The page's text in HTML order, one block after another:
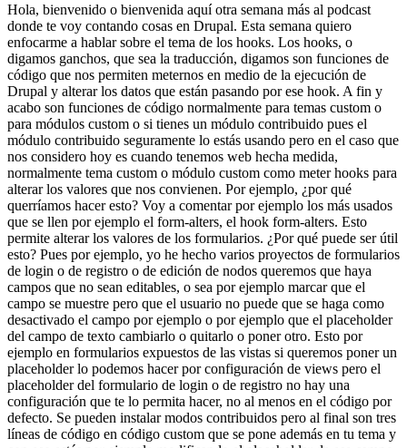
Hola, bienvenido o bienvenida aquí otra semana más al podcast
donde te voy contando cosas en Drupal. Esta semana quiero
enfocarme a hablar sobre el tema de los hooks. Los hooks, o
digamos ganchos, que sea la traducción, digamos son funciones de
código que nos permiten meternos en medio de la ejecución de
Drupal y alterar los datos que están pasando por ese hook. A fin y
acabo son funciones de código normalmente para temas custom o
para módulos custom o si tienes un módulo contribuido pues el
módulo contribuido seguramente lo estás usando pero en el caso que
nos considero hoy es cuando tenemos web hecha medida,
normalmente tema custom o módulo custom como meter hooks para
alterar los valores que nos convienen. Por ejemplo, ¿por qué
querríamos hacer esto? Voy a comentar por ejemplo los más usados
que se llen por ejemplo el form-alters, el hook form-alters. Esto
permite alterar los valores de los formularios. ¿Por qué puede ser útil
esto? Pues por ejemplo, yo he hecho varios proyectos de formularios
de login o de registro o de edición de nodos queremos que haya
campos que no sean editables, o sea por ejemplo marcar que el
campo se muestre pero que el usuario no puede que se haga como
desactivado el campo por ejemplo o por ejemplo que el placeholder
del campo de texto cambiarlo o quitarlo o poner otro. Esto por
ejemplo en formularios expuestos de las vistas si queremos poner un
placeholder lo podemos hacer por configuración de views pero el
placeholder del formulario de login o de registro no hay una
configuración que te lo permita hacer, no al menos en el código por
defecto. Se pueden instalar modos contribuidos pero al final son tres
líneas de código en código custom que se pone además en tu tema y